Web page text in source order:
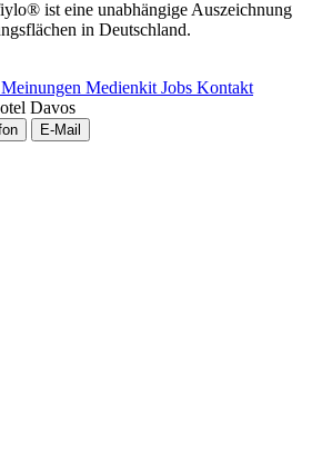
ist eine unabhängige Auszeichnung
in Deutschland.
Meinungen Medienkit Jobs Kontakt
Davos
E-Mail